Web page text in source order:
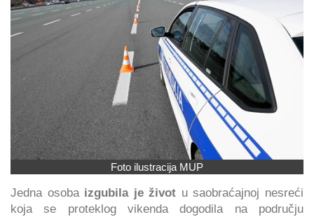
Foto ilustracija MUP
Jedna osoba izgubila je život u saobraćajnoj nesreći
koja se proteklog vikenda dogodila na području